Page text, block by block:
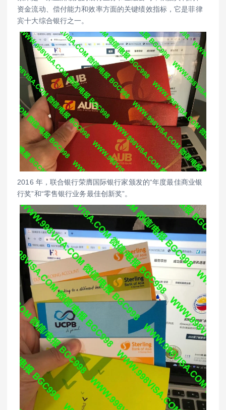
资金流动、偿付能力和效率方面的关键绩效指标，它是菲律
宾十大综合银行之一。
2016 年，联合银行荣膺国际银行家颁发的“年度最佳商业银
行奖”和“零售银行业务最佳创新奖”。